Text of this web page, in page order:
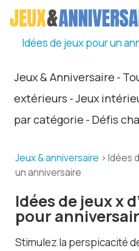
Idées de jeux pour un
Jeux & Anniversaire -
extérieurs -Jeux
par catégorie - Défis
Jeux & anniversaire > Idées
un anniversaire
Idées de jeux x d’observation
pour
Stimulez la perspicacité